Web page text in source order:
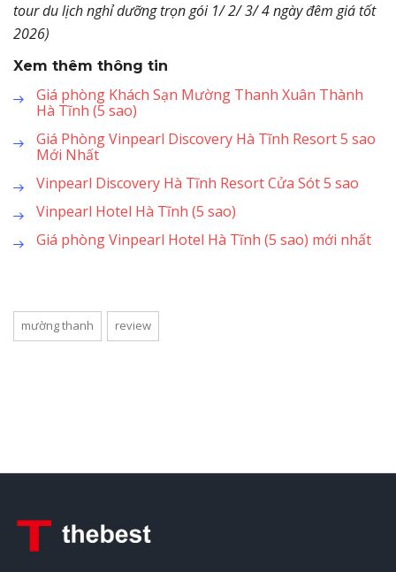
tour du lịch nghỉ dưỡng trọn gói 1/ 2/ 3/ 4 ngày đêm giá tốt
2026)
Xem thêm thông tin
Giá phòng Khách Sạn Mường Thanh Xuân Thành
Hà Tĩnh (5 sao)
Giá Phòng Vinpearl Discovery Hà Tĩnh Resort 5 sao
Mới Nhất
Vinpearl Discovery Hà Tĩnh Resort Cửa Sót 5 sao
Vinpearl Hotel Hà Tĩnh (5 sao)
Giá phòng Vinpearl Hotel Hà Tĩnh (5 sao) mới nhất
mường thanh review